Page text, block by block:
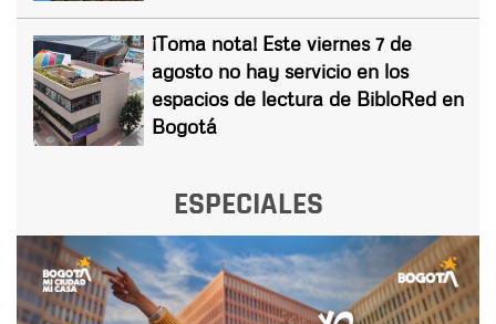
¡Toma nota! Este viernes 7 de
agosto no hay servicio en los
espacios de lectura de BibloRed en
Bogotá
ESPECIALES